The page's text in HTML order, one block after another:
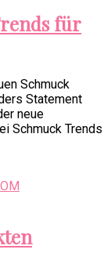
für
Schmuck
Statement
neue
Schmuck Trends